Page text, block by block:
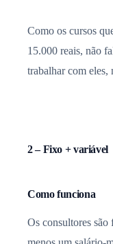
Como os cursos
15.000 reais, não
trabalhar com eles,
2 – Fixo + variável
Como funciona
Os consultores são